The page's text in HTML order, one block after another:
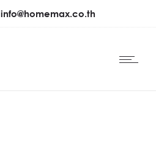
info@homemax.co.th